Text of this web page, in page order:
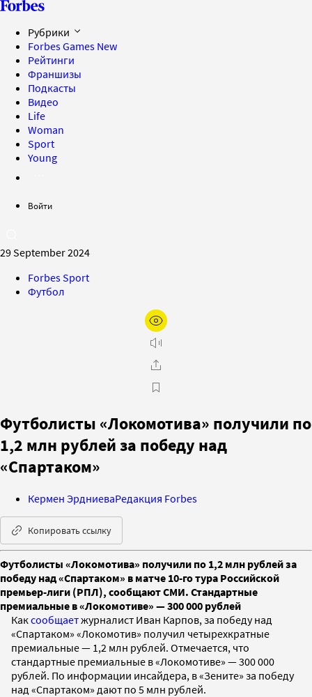
Рубрики
Forbes Games New
Рейтинги
Франшизы
Подкасты
Видео
Life
Woman
Sport
Young
Войти
29 September 2024
Forbes Sport
Футбол
Футболисты «Локомотива» получили по
1,2 млн рублей за победу над
«Спартаком»
Кермен ЭрдниеваРедакция Forbes
Копировать ссылку
Футболисты «Локомотива» получили по 1,2 млн рублей за
победу над «Спартаком» в матче 10-го тура Российской
премьер-лиги (РПЛ), сообщают СМИ. Стандартные
премиальные в «Локомотиве» — 300 000 рублей
Каксообщаетжурналист Иван Карпов, за победу над
«Спартаком» «Локомотив» получил четырехкратные
премиальные — 1,2 млн рублей. Отмечается, что
стандартные премиальные в «Локомотиве» — 300 000
рублей. По информации инсайдера, в «Зените» за победу
над «Спартаком» дают по 5 млн рублей.